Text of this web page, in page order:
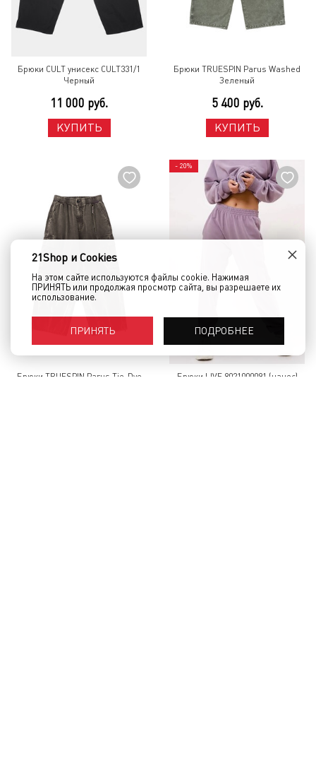
Брюки CULT унисекс CULT331/1
Черный
11 000 руб.
КУПИТЬ
Брюки TRUESPIN Parus Washed
Зеленый
5 400 руб.
КУПИТЬ
Брюки TRUESPIN Parus Tie-Dye
- 20%
Брюки LIVE 8021000091 (начес)
21Shop и Cookies
На этом сайте используются файлы cookie. Нажимая
ПРИНЯТЬ или продолжая просмотр сайта, вы разрешаете их
использование.
ПРИНЯТЬ ПОДРОБНЕЕ
×